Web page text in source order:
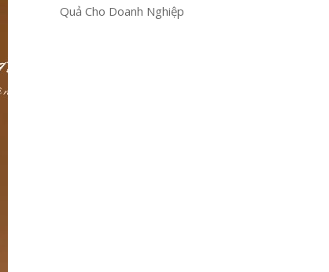
Quả Cho Doanh Nghiệp